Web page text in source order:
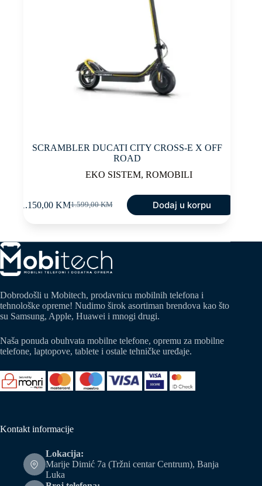
SCRAMBLER DUCATI CITY CROSS-E X OFF
ROAD
EKO SISTEM, ROMOBILI
1.599,00KM
Original
1.599,00 KM.
1.150,00 KMCurrent
1.150,00 KM.
Dodaj u korpu
Dobrodošli u Mobitech, prodavnicu mobilnih telefona i
tehnološke opreme! Nudimo širok asortiman brendova kao što
su Samsung, Apple, Huawei i mnogi drugi.
Naša ponuda obuhvata mobilne telefone, opremu za mobilne
telefone, laptopove, tablete i ostale tehničke uređaje.
Kontakt informacije
Lokacija:
Marije Dimić 7a (Tržni centar Centrum), Banja
Luka